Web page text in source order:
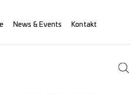
News & Events Kontakt